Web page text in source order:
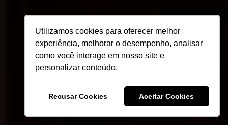
Utilizamos cookies para oferecer melhor
experiência, melhorar o desempenho, analisar
como você interage em nosso site e
personalizar conteúdo.
Recusar Cookies Aceitar Cookies